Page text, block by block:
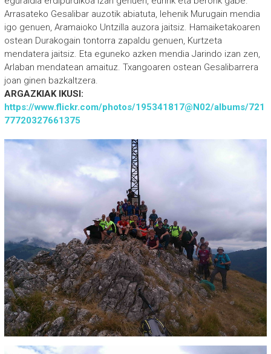
Arrasateko Gesalibar auzotik abiatuta, lehenik Murugain mendia
igo genuen, Aramaioko Untzilla auzora jaitsiz. Hamaiketakoaren
ostean Durakogain tontorra zapaldu genuen, Kurtzeta
mendatera jaitsiz. Eta eguneko azken mendia Jarindo izan zen,
Arlaban mendatean amaituz. Txangoaren ostean Gesalibarrera
joan ginen bazkaltzera.
ARGAZKIAK IKUSI:
https://www.flickr.com/photos/195341817@N02/albums/721
77720327661375